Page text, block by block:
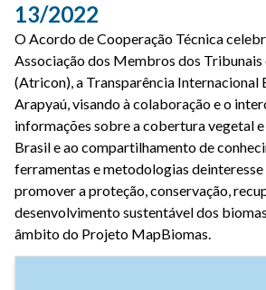
13/2022
O Acordo de Cooperação Técnica
Associação dos Membros dos
(Atricon), a Transparência Internacional
Arapyaú, visando à colaboração e o
informações sobre a cobertura vegetal
Brasil e ao compartilhamento de
ferramentas e metodologias
promover a proteção, conservação,
desenvolvimento sustentável dos
âmbito do Projeto MapBiomas.